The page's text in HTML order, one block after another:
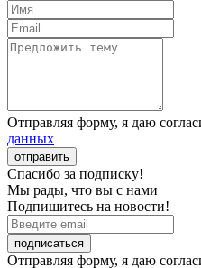
Отправляя форму, я даю
данных
отправить
Спасибо за подписку!
Мы рады, что вы с нами
Подпишитесь на новости!
подписаться
Отправляя форму, я даю